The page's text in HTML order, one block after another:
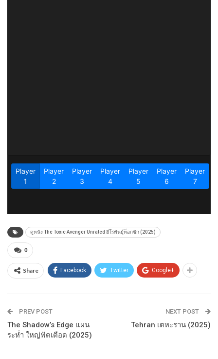
ดูหนัง The Toxic Avenger Unrated ฮีโร่พันธุ์ท็อกซิก (2025)
0
Share Facebook Twitter Google+
PREV POST
The Shadow’s Edge แผน
ระห่ำ ใหญ่ฟัดเดือด (2025)
NEXT POST
Tehran เตหะราน (2025)